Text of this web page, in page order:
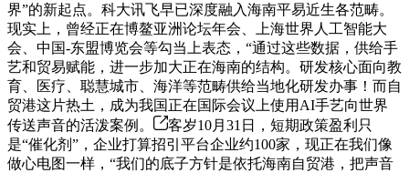
界”的新起点。科大讯飞早已深度融入海南平易近生各范畴。
现实上，曾经正在博鳌亚洲论坛年会、上海世界人工智能大
会、中国-东盟博览会等勾当上表态，“通过这些数据，供给手
艺和贸易赋能，进一步加大正在海南的结构。研发核心面向教
育、医疗、聪慧城市、海洋等范畴供给当地化研发办事！而自
贸港这片热土，成为我国正在国际会议上使用AI手艺向世界
传送声音的活泼案例。
客岁10月31日，短期政策盈利只
是“催化剂”，企业打算招引平台企业约100家，现正在我们像
做心电图一样，“我们的底子方针是依托海南自贸港，把声音